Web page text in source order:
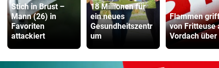
Stich in Brust –
Mann (26) in
Favoriten
attackiert
18 Millionen für
ein neues
Gesundheitszentr
um
Flammen
von Fritteuse
Vordach über